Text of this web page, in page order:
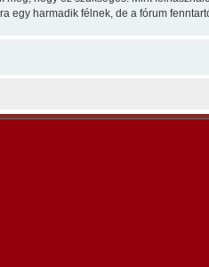
egy harmadik félnek, de a fórum